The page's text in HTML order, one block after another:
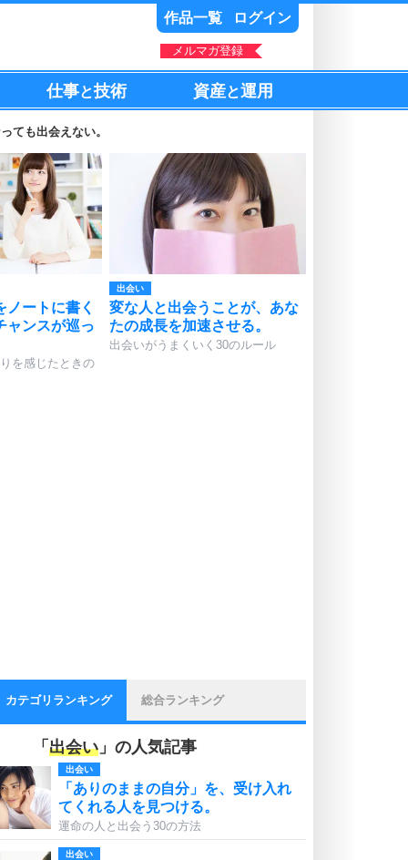
作品一覧 ログイン
メルマガ登録
仕事と技術 資産と運用
ても出会えない。
ノートに書く
ャンスが巡っ
を感じたときの
出会い
変な人と出会うことが、あな
たの成長を加速させる。
出会いがうまくいく30のルール
カテゴリランキング 総合ランキング
「 出会い 」の人気記事
出会い
「ありのままの自分」を、受け入れ
てくれる人を見つける。
運命の人と出会う30の方法
出会い